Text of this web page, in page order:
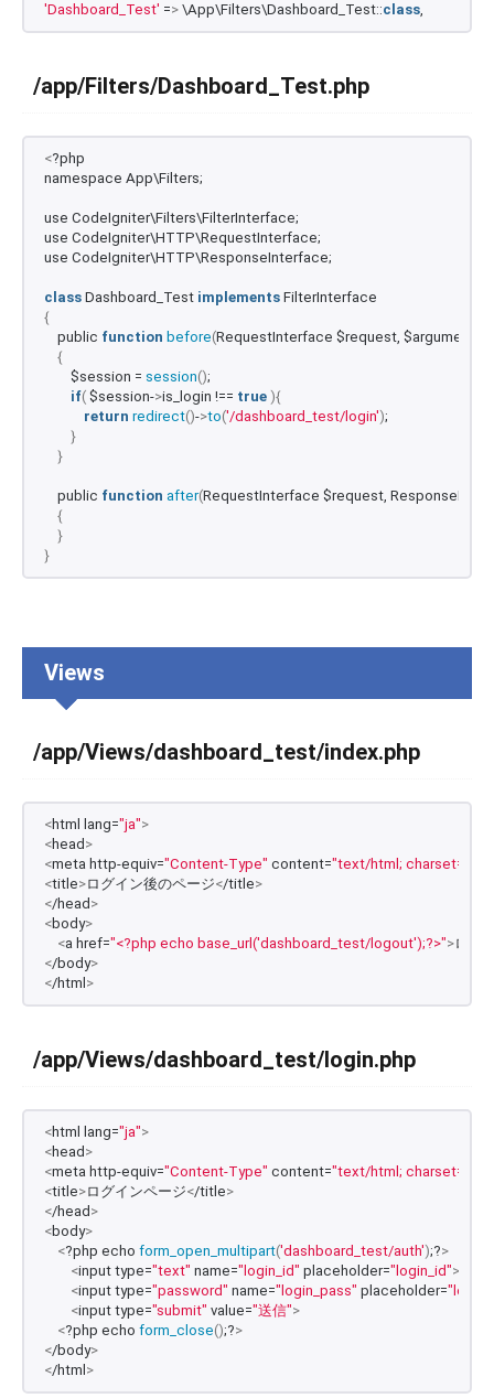
'Dashboard_Test' => \App\Filters\Dashboard_Test::class,
/app/Filters/Dashboard_Test.php
<?php
namespace App\Filters;
use CodeIgniter\Filters\FilterInterface;
use CodeIgniter\HTTP\RequestInterface;
use CodeIgniter\HTTP\ResponseInterface;
class Dashboard_Test implements FilterInterface
{
    public
function before(RequestInterface $request, $arguments
{
        $session =
session();
if( $session->is_login !== true ){
return redirect()->to('/dashboard_test/login');
}
}
    public
function after(RequestInterface $request,
{
}
}
Views
/app/Views/dashboard_test/index.php
<html lang="ja">
<head >
<meta http-equiv="Content-Type" content="text/html;
<title>ログイン後のページ</title>
</head >
<body>
<a href="<?php echo base_url('dashboard_test/logout');?>">ログ
</body>
</html >
/app/Views/dashboard_test/login.php
<html lang="ja">
<head >
<meta http-equiv="Content-Type" content="text/html;
<title>ログインページ</title>
</head >
<body>
<?php echo form_open_multipart('dashboard_test/auth');?>
<input type="text" name="login_id" placeholder="login_id"><
<input type="password" name="login_pass" placeholder=
<input type="submit" value="送信">
<?php echo form_close();?>
</body>
</html >